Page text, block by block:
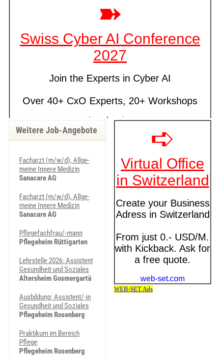
Weitere Job-Angebote
Fach­a­rzt (m/w/d), All­ge­
mei­ne In­ne­re Me­di­zin
Sanacare AG
Fach­a­rzt (m/w/d), All­ge­
mei­ne In­ne­re Me­di­zin
Sanacare AG
Pflegefachfrau/-mann
Pflegeheim Rüttigarten
Lehrstelle 2026: Assistent
Gesundheit und Soziales
Altersheim Gosmergartä
Ausbildung: Assistent/-in
Gesundheit und Soziales
Pflegeheim Rosenberg
Praktikum im Bereich
Pflege
Pflegeheim Rosenberg